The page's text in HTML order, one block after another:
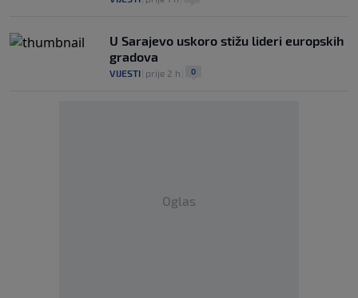
U Sarajevo uskoro stižu lideri europskih
gradova
VIJESTI prije 2 h 0
Oglas